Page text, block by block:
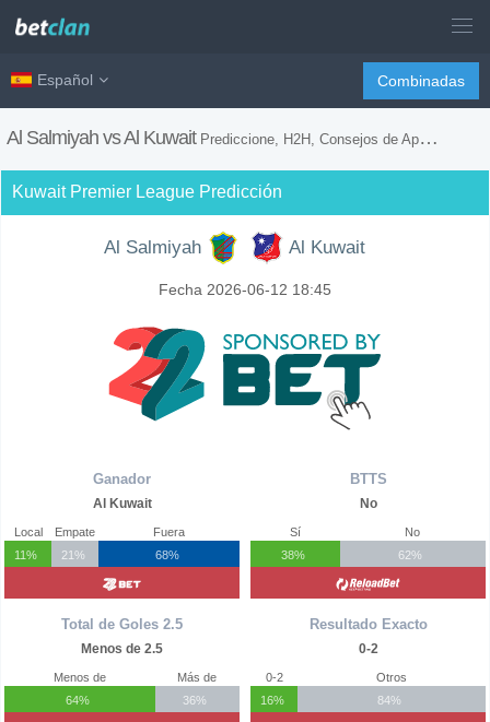
Español Combinadas
Al Salmiyah vs Al Kuwait Prediccione, H2H, Consejos de Apuestas y Previsión del Partido
Kuwait Premier League Predicción
Al Salmiyah Al Kuwait
Fecha 2026-06-12 18:45
Ganador
Al Kuwait
Local
11%
Empate
21%
Fuera
68%
Total de Goles 2.5
Menos de 2.5
Menos de
64%
Más de
36%
BTTS
No
Sí
38%
No
62%
Resultado Exacto
0-2
0-2
16%
Otros
84%